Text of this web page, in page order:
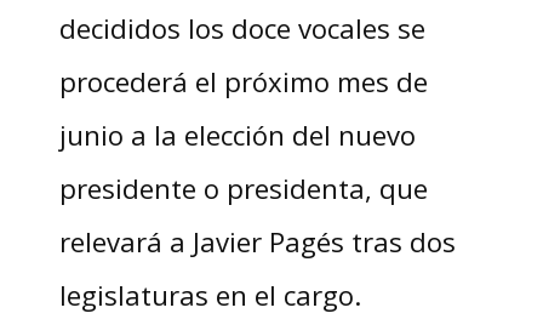
decididos los doce vocales se
procederá el próximo mes de
junio a la elección del nuevo
presidente o presidenta, que
relevará a Javier Pagés tras dos
legislaturas en el cargo.